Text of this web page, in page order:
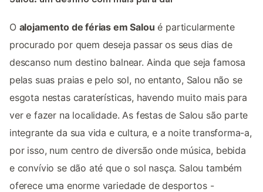
O alojamento de férias em Salou é particularmente
procurado por quem deseja passar os seus dias de
descanso num destino balnear. Ainda que seja famosa
pelas suas praias e pelo sol, no entanto, Salou não se
esgota nestas caraterísticas, havendo muito mais para
ver e fazer na localidade. As festas de Salou são parte
integrante da sua vida e cultura, e a noite transforma-a,
por isso, num centro de diversão onde música, bebida
e convívio se dão até que o sol nasça. Salou também
oferece uma enorme variedade de desportos -